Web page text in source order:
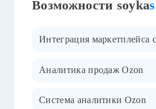
Возможности soyka
Интеграция маркетплейса
Аналитика продаж Ozon
Система аналитики Ozon